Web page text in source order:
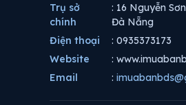
Trụ sở
chính
: 16 Nguyễn
Đà Nẵng
Điện thoại
: 0935373173
Website
:
Email
: